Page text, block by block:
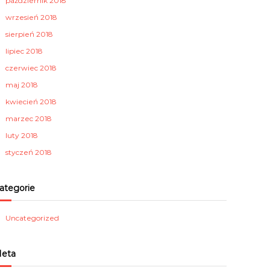
wrzesień 2018
sierpień 2018
lipiec 2018
czerwiec 2018
maj 2018
kwiecień 2018
marzec 2018
luty 2018
styczeń 2018
Uncategorized